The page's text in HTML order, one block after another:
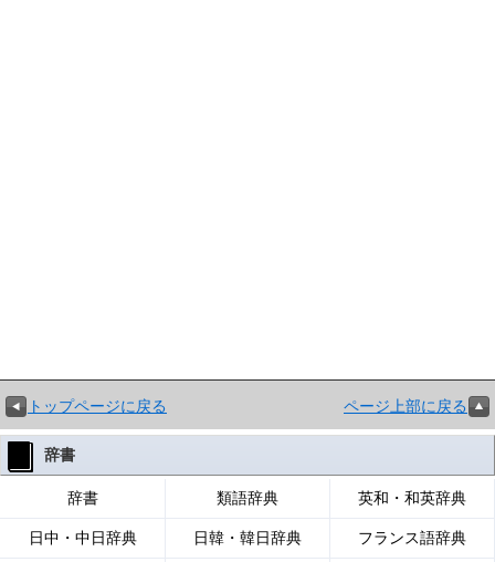
トップページに戻る ページ上部に戻る
辞書
辞書 類語辞典 英和・和英辞典
日中・中日辞典 日韓・韓日辞典 フランス語辞典